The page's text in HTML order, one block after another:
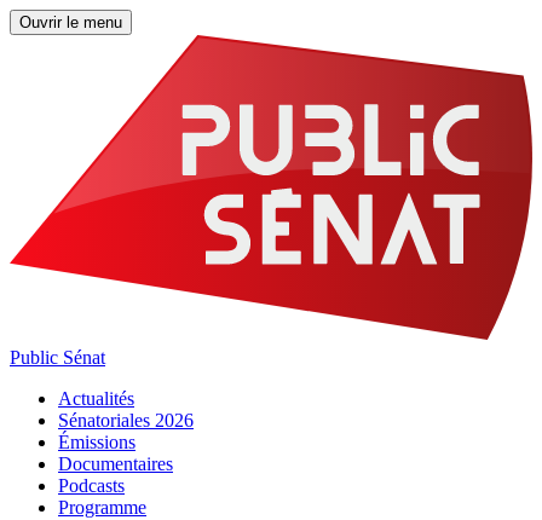
Ouvrir le menu
Public Sénat
Actualités
Sénatoriales 2026
Émissions
Documentaires
Podcasts
Programme